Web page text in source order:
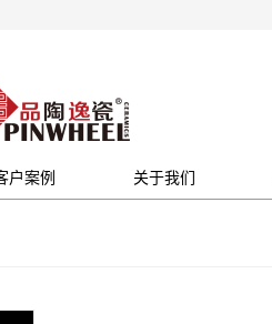
户案例 关于我们